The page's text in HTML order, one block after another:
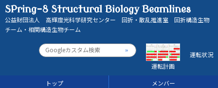
SPring-8 Structural Biology Beamlines
公益財団法人 高輝度光科学研究センター 回折・散乱推進室 回折構造生物
チーム・相関構造生物チーム
運転状況
運転計画
トップ メンバー